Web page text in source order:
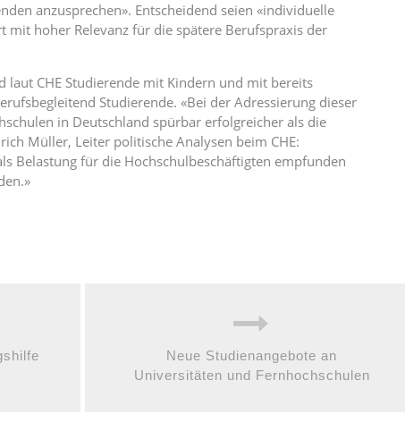
anzusprechen». Entscheidend seien «individuelle
mit hoher Relevanz für die spätere Berufspraxis der
laut CHE Studierende mit Kindern und mit bereits
Studierende. «Bei der Adressierung dieser
in Deutschland spürbar erfolgreicher als die
Müller, Leiter politische Analysen beim CHE:
Belastung für die Hochschulbeschäftigten empfunden
Neue Studienangebote an
Universitäten und Fernhochschulen